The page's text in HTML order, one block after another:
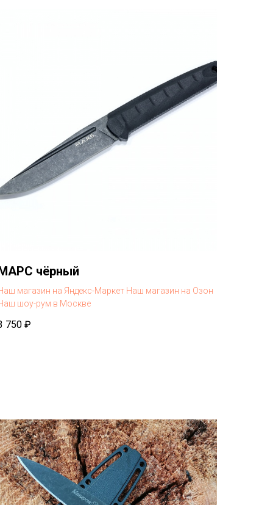
чёрный
магазин на Яндекс-Маркет Наш магазин на Озон
шоу-рум в Москве
750 ₽